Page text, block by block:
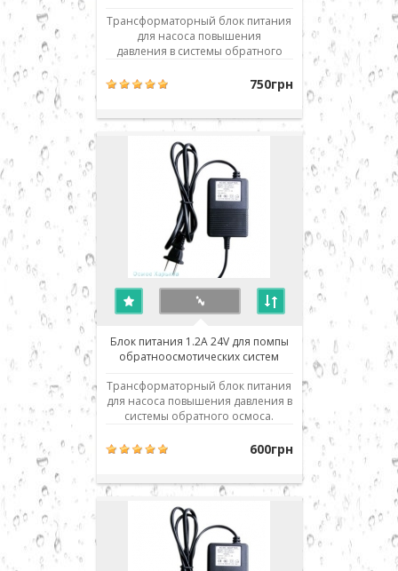
Трансформаторный блок питания
для насоса повышения
давления в системы обратного
сети 220 вольт, выходное -
при постоянной работе - до 1.2
ампера, что позволяет
использовать блок питания с
большинство..
750грн
Блок питания 1.2A 24V для помпы
обратноосмотических систем
Трансформаторный блок питания
для насоса повышения давления в
системы обратного осмоса.
вольт, выходное - постоянное
напряжение 24 вольта. Мощность
работе - до 1.2 ампера, что
позволяет использовать блок
питания с большинством
стандартных нас..
600грн